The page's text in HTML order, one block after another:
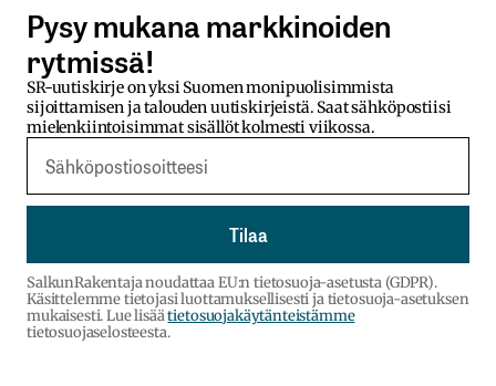
Pysy mukana markkinoiden
rytmissä!
SR-uutiskirje on yksi Suomen monipuolisimmista
sijoittamisen ja talouden uutiskirjeistä. Saat sähköpostiisi
mielenkiintoisimmat sisällöt kolmesti viikossa.
SalkunRakentaja noudattaa EU:n tietosuoja-asetusta (GDPR).
Käsittelemme tietojasi luottamuksellisesti ja tietosuoja-asetuksen
mukaisesti. Lue lisäätietosuojakäytänteistämme
tietosuojaselosteesta.